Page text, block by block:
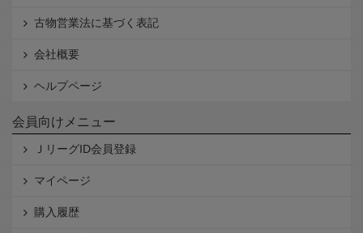
古物営業法に基づく表記
会社概要
ヘルプページ
会員向けメニュー
ＪリーグID会員登録
マイページ
購入履歴